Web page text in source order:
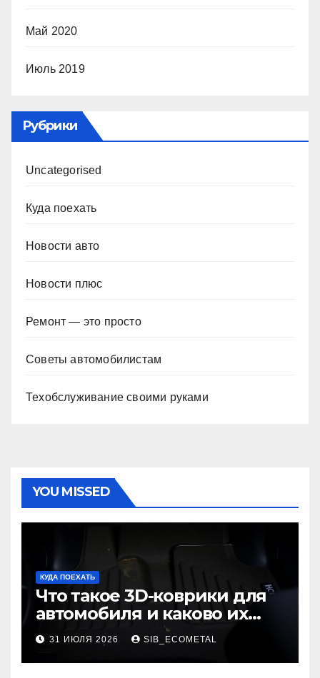
Май 2020
Июль 2019
Рубрики
Uncategorised
Куда поехать
Новости авто
Новости плюс
Ремонт — это просто
Советы автомобилистам
Техобслуживание своими руками
YOU MISSED
КУДА ПОЕХАТЬ
Что такое 3D-коврики для
автомобиля и каково их
основное назначение
31 ИЮЛЯ 2026 SIB_ECOMETAL